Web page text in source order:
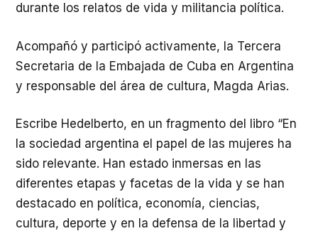
durante los relatos de vida y militancia política.
Acompañó y participó activamente, la Tercera
Secretaria de la Embajada de Cuba en Argentina
y responsable del área de cultura, Magda Arias.
Escribe Hedelberto, en un fragmento del libro “En
la sociedad argentina el papel de las mujeres ha
sido relevante. Han estado inmersas en las
diferentes etapas y facetas de la vida y se han
destacado en política, economía, ciencias,
cultura, deporte y en la defensa de la libertad y